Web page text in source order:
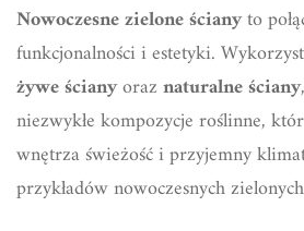
Nowoczesne zielone ścianyto
funkcjonalności i estetyki.
żywe ścianyoraznaturalne ściany
niezwykłe kompozycje roślinne,
wnętrza świeżość i przyjemny
przykładów nowoczesnych